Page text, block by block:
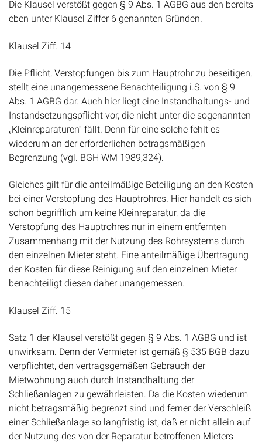
Die Klausel verstößt gegen § 9 Abs. 1 AGBG aus den bereits
eben unter Klausel Ziffer 6 genannten Gründen.
Klausel Ziff. 14
Die Pflicht, Verstopfungen bis zum Hauptrohr zu beseitigen,
stellt eine unangemessene Benachteiligung i.S. von § 9
Abs. 1 AGBG dar. Auch hier liegt eine Instandhaltungs- und
Instandsetzungspflicht vor, die nicht unter die sogenannten
„Kleinreparaturen“ fällt. Denn für eine solche fehlt es
wiederum an der erforderlichen betragsmäßigen
Begrenzung (vgl. BGH WM 1989,324).
Gleiches gilt für die anteilmäßige Beteiligung an den Kosten
bei einer Verstopfung des Hauptrohres. Hier handelt es sich
schon begrifflich um keine Kleinreparatur, da die
Verstopfung des Hauptrohres nur in einem entfernten
Zusammenhang mit der Nutzung des Rohrsystems durch
den einzelnen Mieter steht. Eine anteilmäßige Übertragung
der Kosten für diese Reinigung auf den einzelnen Mieter
benachteiligt diesen daher unangemessen.
Klausel Ziff. 15
Satz 1 der Klausel verstößt gegen § 9 Abs. 1 AGBG und ist
unwirksam. Denn der Vermieter ist gemäß § 535 BGB dazu
verpflichtet, den vertragsgemäßen Gebrauch der
Mietwohnung auch durch Instandhaltung der
Schließanlagen zu gewährleisten. Da die Kosten wiederum
nicht betragsmäßig begrenzt sind und ferner der Verschleiß
einer Schließanlage so langfristig ist, daß er nicht allein auf
der Nutzung des von der Reparatur betroffenen Mieters